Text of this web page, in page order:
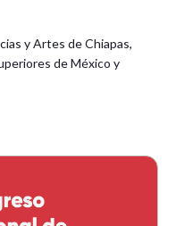
y Artes de Chiapas,
de México y